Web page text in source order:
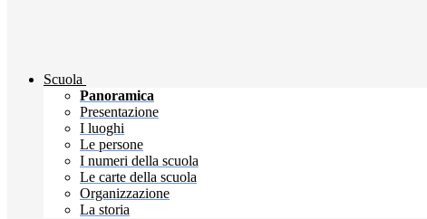
Scuola
Panoramica
Presentazione
I luoghi
Le persone
I numeri della scuola
Le carte della scuola
Organizzazione
La storia